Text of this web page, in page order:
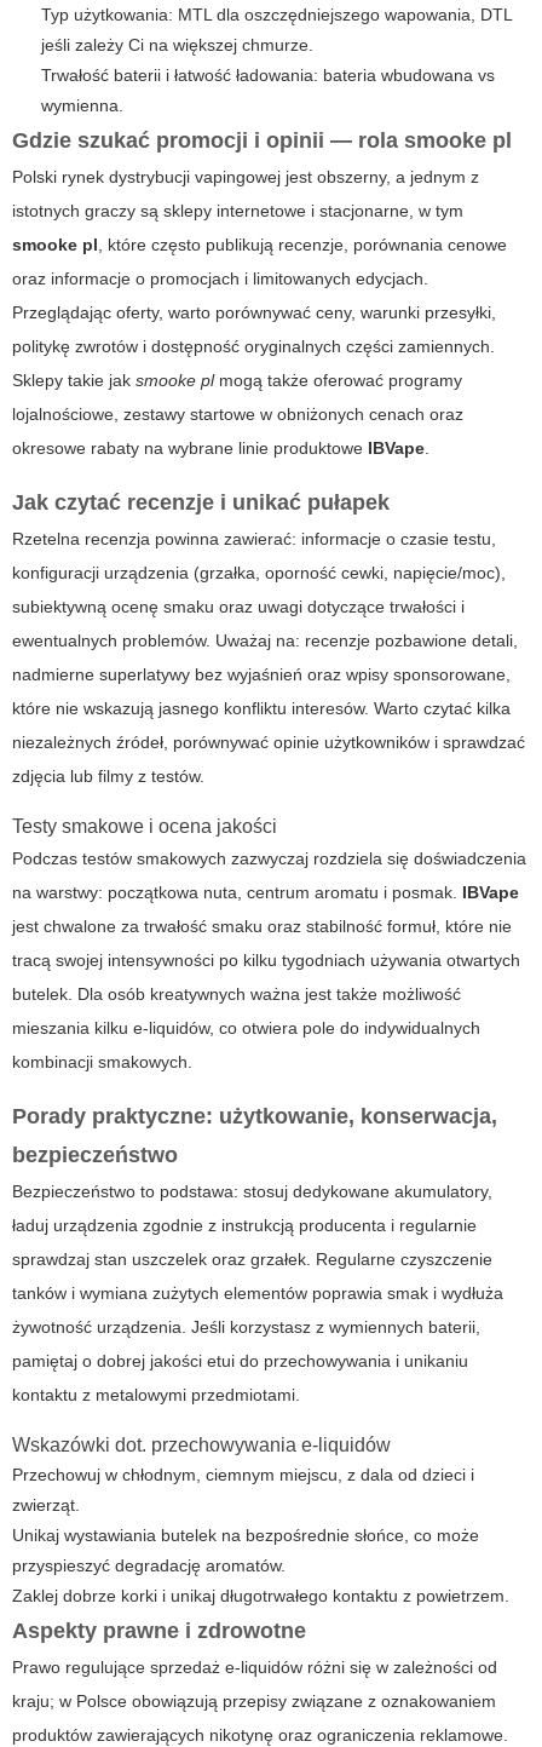
Typ użytkowania: MTL dla oszczędniejszego wapowania, DTL
jeśli zależy Ci na większej chmurze.
Trwałość baterii i łatwość ładowania: bateria wbudowana vs
wymienna.
Gdzie szukać promocji i opinii — rola smooke pl
Polski rynek dystrybucji vapingowej jest obszerny, a jednym z
istotnych graczy są sklepy internetowe i stacjonarne, w tym
smooke pl, które często publikują recenzje, porównania cenowe
oraz informacje o promocjach i limitowanych edycjach.
Przeglądając oferty, warto porównywać ceny, warunki przesyłki,
politykę zwrotów i dostępność oryginalnych części zamiennych.
Sklepy takie jak smooke plmogą także oferować programy
lojalnościowe, zestawy startowe w obniżonych cenach oraz
okresowe rabaty na wybrane linie produktowe IBVape.
Jak czytać recenzje i unikać pułapek
Rzetelna recenzja powinna zawierać: informacje o czasie testu,
konfiguracji urządzenia (grzałka, oporność cewki, napięcie/moc),
subiektywną ocenę smaku oraz uwagi dotyczące trwałości i
ewentualnych problemów. Uważaj na: recenzje pozbawione detali,
nadmierne superlatywy bez wyjaśnień oraz wpisy sponsorowane,
które nie wskazują jasnego konfliktu interesów. Warto czytać kilka
niezależnych źródeł, porównywać opinie użytkowników i sprawdzać
zdjęcia lub filmy z testów.
Testy smakowe i ocena jakości
Podczas testów smakowych zazwyczaj rozdziela się doświadczenia
na warstwy: początkowa nuta, centrum aromatu i posmak. IBVape
jest chwalone za trwałość smaku oraz stabilność formuł, które nie
tracą swojej intensywności po kilku tygodniach używania otwartych
butelek. Dla osób kreatywnych ważna jest także możliwość
mieszania kilku e-liquidów, co otwiera pole do indywidualnych
kombinacji smakowych.
Porady praktyczne: użytkowanie, konserwacja,
bezpieczeństwo
Bezpieczeństwo to podstawa: stosuj dedykowane akumulatory,
ładuj urządzenia zgodnie z instrukcją producenta i regularnie
sprawdzaj stan uszczelek oraz grzałek. Regularne czyszczenie
tanków i wymiana zużytych elementów poprawia smak i wydłuża
żywotność urządzenia. Jeśli korzystasz z wymiennych baterii,
pamiętaj o dobrej jakości etui do przechowywania i unikaniu
kontaktu z metalowymi przedmiotami.
Wskazówki dot. przechowywania e-liquidów
Przechowuj w chłodnym, ciemnym miejscu, z dala od dzieci i
zwierząt.
Unikaj wystawiania butelek na bezpośrednie słońce, co może
przyspieszyć degradację aromatów.
Zaklej dobrze korki i unikaj długotrwałego kontaktu z powietrzem.
Aspekty prawne i zdrowotne
Prawo regulujące sprzedaż e-liquidów różni się w zależności od
kraju; w Polsce obowiązują przepisy związane z oznakowaniem
produktów zawierających nikotynę oraz ograniczenia reklamowe.